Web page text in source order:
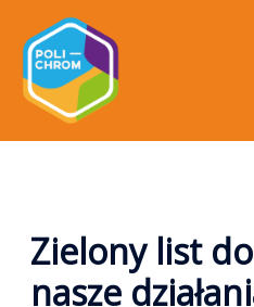
Zielony list do
nasze